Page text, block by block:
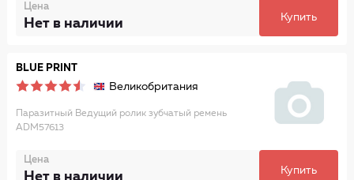
Цена
Нет в наличии Купить
BLUE PRINT
Великобритания
Паразитный Ведущий ролик зубчатый ремень
ADM57613
Цена
Нет в наличии Купить